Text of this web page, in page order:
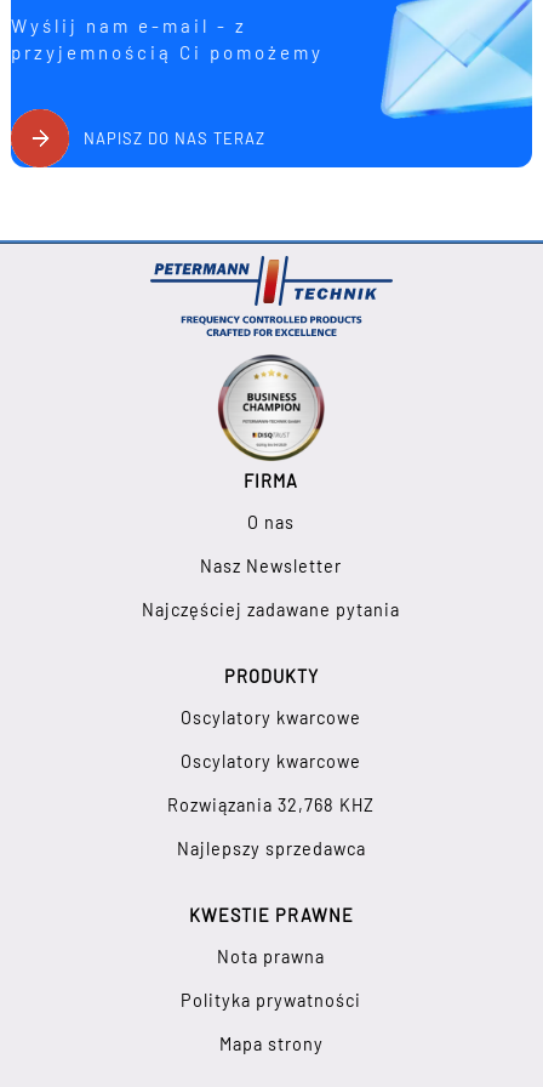
Wyślij nam e-mail - z
przyjemnością Ci pomożemy
NAPISZ DO NAS TERAZ
FIRMA
O nas
Nasz Newsletter
Najczęściej zadawane pytania
PRODUKTY
Oscylatory kwarcowe
Oscylatory kwarcowe
Rozwiązania 32,768 KHZ
Najlepszy sprzedawca
KWESTIE PRAWNE
Nota prawna
Polityka prywatności
Mapa strony